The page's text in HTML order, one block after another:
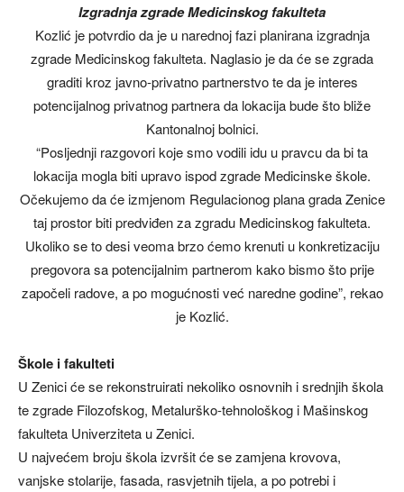
Izgradnja zgrade Medicinskog fakulteta
Kozlić je potvrdio da je u narednoj fazi planirana izgradnja
zgrade Medicinskog fakulteta. Naglasio je da će se zgrada
graditi kroz javno-privatno partnerstvo te da je interes
potencijalnog privatnog partnera da lokacija bude što bliže
Kantonalnoj bolnici.
“Posljednji razgovori koje smo vodili idu u pravcu da bi ta
lokacija mogla biti upravo ispod zgrade Medicinske škole.
Očekujemo da će izmjenom Regulacionog plana grada Zenice
taj prostor biti predviđen za zgradu Medicinskog fakulteta.
Ukoliko se to desi veoma brzo ćemo krenuti u konkretizaciju
pregovora sa potencijalnim partnerom kako bismo što prije
započeli radove, a po mogućnosti već naredne godine”, rekao
je Kozlić.
Škole i fakulteti
U Zenici će se rekonstruirati nekoliko osnovnih i srednjih škola
te zgrade Filozofskog, Metalurško-tehnološkog i Mašinskog
fakulteta Univerziteta u Zenici.
U najvećem broju škola izvršit će se zamjena krovova,
vanjske stolarije, fasada, rasvjetnih tijela, a po potrebi i